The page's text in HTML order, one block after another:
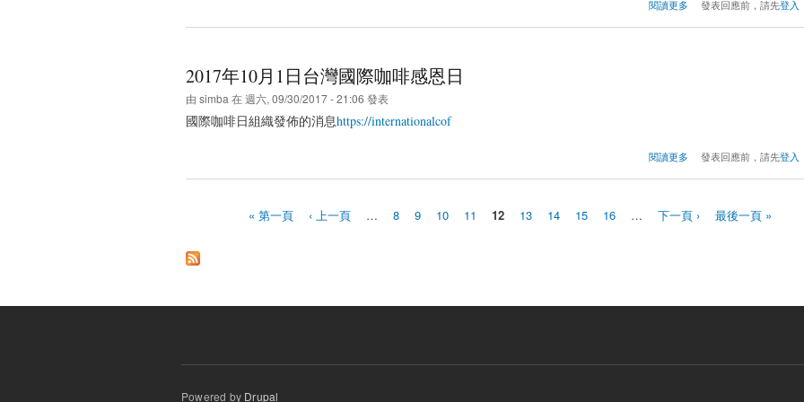
閱讀更多 發表回應前，請先登入
2017年10月1日台灣國際咖啡感恩日
由 simba 在 週六, 09/30/2017 - 21:06 發表
國際咖啡日組織發佈的消息https://internationalcof
閱讀更多
關於2017年10月1日台灣
發表回應前，請先登入
« 第一頁 ‹ 上一頁 … 8 9 10 11 12 13 14 15 16 … 下一頁 › 最後一頁 »
Powered by Drupal